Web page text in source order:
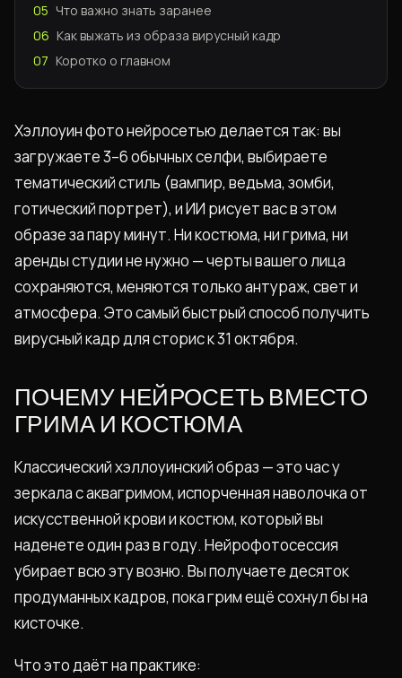
05 Что важно знать заранее
06 Как выжать из образа вирусный кадр
07 Коротко о главном
Хэллоуин фото нейросетью делается так: вы
загружаете 3–6 обычных селфи, выбираете
тематический стиль (вампир, ведьма, зомби,
готический портрет), и ИИ рисует вас в этом
образе за пару минут. Ни костюма, ни грима, ни
аренды студии не нужно — черты вашего лица
сохраняются, меняются только антураж, свет и
атмосфера. Это самый быстрый способ получить
вирусный кадр для сторис к 31 октября.
ПОЧЕМУ НЕЙРОСЕТЬ ВМЕСТО
ГРИМА И КОСТЮМА
Классический хэллоуинский образ — это час у
зеркала с аквагримом, испорченная наволочка от
искусственной крови и костюм, который вы
наденете один раз в году. Нейрофотосессия
убирает всю эту возню. Вы получаете десяток
продуманных кадров, пока грим ещё сохнул бы на
кисточке.
Что это даёт на практике: